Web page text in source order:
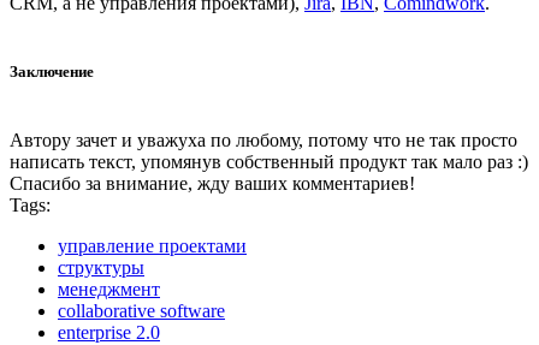
Заключение
Автору зачет и уважуха по любому, потому что не так просто
написать текст, упомянув собственный продукт так мало раз :)
Спасибо за внимание, жду ваших комментариев!
Tags:
управление проектами
структуры
менеджмент
collaborative software
enterprise 2.0